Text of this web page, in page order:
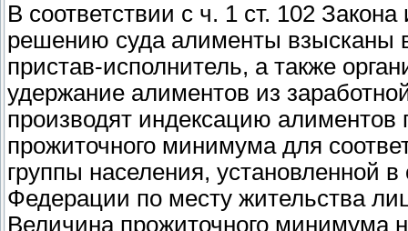
В соответствии с ч. 1 ст. 102
решению суда алименты взысканы
пристав-исполнитель, а также
удержание алиментов из
производят индексацию
прожиточного минимума для
группы населения, установленной
Федерации по месту жительства
Величина прожиточного минимума